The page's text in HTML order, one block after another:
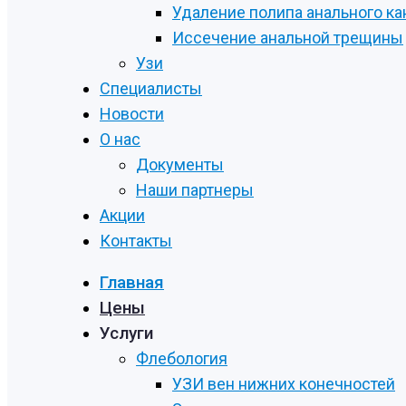
Удаление полипа анального
Иссечение анальной трещины
Узи
Специалисты
Новости
О нас
Документы
Наши партнеры
Акции
Контакты
Главная
Цены
Услуги
Флебология
УЗИ вен нижних конечностей